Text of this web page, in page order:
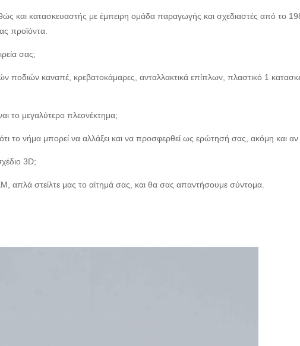
και κατασκευαστής με έμπειρη ομάδα παραγωγής και σχεδιαστές από
προϊόντα.
σας;
ποδιών καναπέ, κρεβατοκάμαρες, ανταλλακτικά επίπλων, πλαστικό 1
το μεγαλύτερο πλεονέκτημα;
το νήμα μπορεί να αλλάξει και να προσφερθεί ως ερώτησή σας, ακόμη και
3D;
απλά στείλτε μας το αίτημά σας, και θα σας απαντήσουμε σύντομα.